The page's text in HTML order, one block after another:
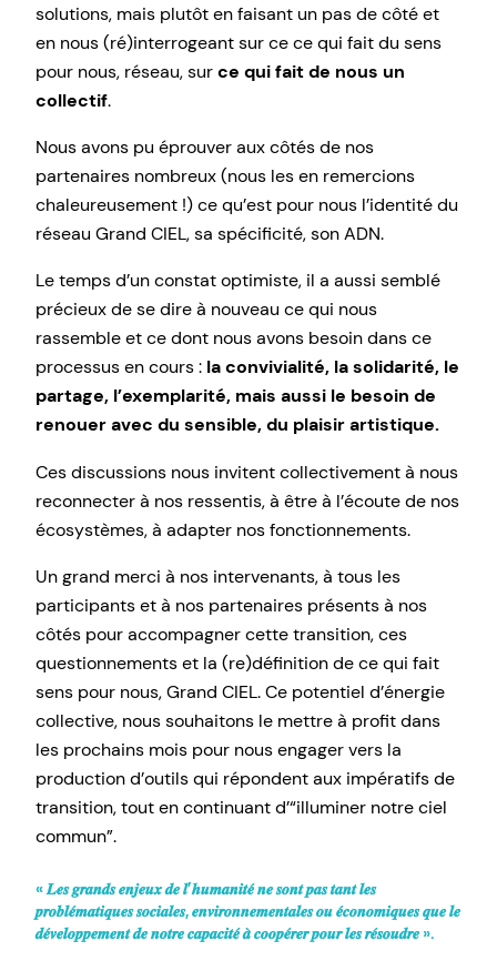
solutions, mais plutôt en faisant un pas de côté et
en nous (ré)interrogeant sur ce ce qui fait du sens
pour nous, réseau, surce qui fait de nous un
collectif.
Nous avons pu éprouver aux côtés de nos
partenaires nombreux (nous les en remercions
chaleureusement !) ce qu’est pour nous l’identité du
réseau Grand CIEL, sa spécificité, son ADN.
Le temps d’un constat optimiste, il a aussi semblé
précieux de se dire à nouveau ce qui nous
rassemble et ce dont nous avons besoin dans ce
processus en cours : la convivialité, la solidarité, le
partage, l’exemplarité, mais aussi le besoin de
renouer avec du sensible, du plaisir artistique.
Ces discussions nous invitent collectivement à nous
reconnecter à nos ressentis, à être à l’écoute de nos
écosystèmes, à adapter nos fonctionnements.
Un grand merci à nos intervenants, à tous les
participants et à nos partenaires présents à nos
côtés pour accompagner cette transition, ces
questionnements et la (re)définition de ce qui fait
sens pour nous, Grand CIEL. Ce potentiel d’énergie
collective, nous souhaitons le mettre à profit dans
les prochains mois pour nous engager vers la
production d’outils qui répondent aux impératifs de
transition, tout en continuant d’“illuminer notre ciel
commun”.
« 𝑳𝒆𝒔 𝒈𝒓𝒂𝒏𝒅𝒔 𝒆𝒏𝒋𝒆𝒖𝒙 𝒅𝒆 𝒍’𝒉𝒖𝒎𝒂𝒏𝒊𝒕𝒆́ 𝒏𝒆 𝒔𝒐𝒏𝒕 𝒑𝒂𝒔 𝒕𝒂𝒏𝒕 𝒍𝒆𝒔
𝒑𝒓𝒐𝒃𝒍𝒆́𝒎𝒂𝒕𝒊𝒒𝒖𝒆𝒔 𝒔𝒐𝒄𝒊𝒂𝒍𝒆𝒔, 𝒆𝒏𝒗𝒊𝒓𝒐𝒏𝒏𝒆𝒎𝒆𝒏𝒕𝒂𝒍𝒆𝒔 𝒐𝒖 𝒆́𝒄𝒐𝒏𝒐𝒎𝒊𝒒𝒖𝒆𝒔 𝒒𝒖𝒆 𝒍𝒆
𝒅𝒆́𝒗𝒆𝒍𝒐𝒑𝒑𝒆𝒎𝒆𝒏𝒕 𝒅𝒆 𝒏𝒐𝒕𝒓𝒆 𝒄𝒂𝒑𝒂𝒄𝒊𝒕𝒆́ 𝒂̀ 𝒄𝒐𝒐𝒑𝒆́𝒓𝒆𝒓 𝒑𝒐𝒖𝒓 𝒍𝒆𝒔 𝒓𝒆́𝒔𝒐𝒖𝒅𝒓𝒆 ».